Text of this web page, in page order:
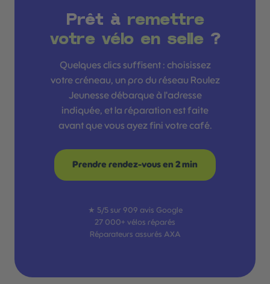
Prêt à remettre
votre vélo en selle ?
Quelques clics suffisent : choisissez
votre créneau, un pro du réseau Roulez
Jeunesse débarque à l'adresse
indiquée, et la réparation est faite
avant que vous ayez fini votre café.
Prendre rendez-vous en 2 min
★ 5/5 sur 909 avis Google
27 000+ vélos réparés
Réparateurs assurés AXA